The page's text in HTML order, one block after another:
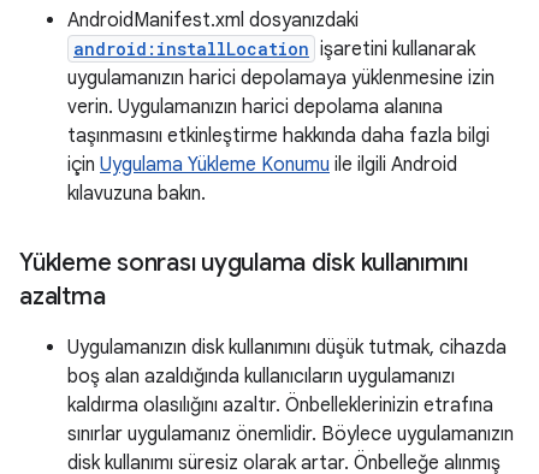
AndroidManifest.xml dosyanızdaki
android:installLocation işaretini kullanarak
uygulamanızın harici depolamaya yüklenmesine izin
verin. Uygulamanızın harici depolama alanına
taşınmasını etkinleştirme hakkında daha fazla bilgi
için Uygulama Yükleme Konumu ile ilgili Android
kılavuzuna bakın.
Yükleme sonrası uygulama disk kullanımını
azaltma
Uygulamanızın disk kullanımını düşük tutmak, cihazda
boş alan azaldığında kullanıcıların uygulamanızı
kaldırma olasılığını azaltır. Önbelleklerinizin etrafına
sınırlar uygulamanız önemlidir. Böylece uygulamanızın
disk kullanımı süresiz olarak artar. Önbelleğe alınmış